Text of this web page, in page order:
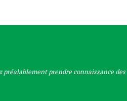
préalablement prendre connaissance des